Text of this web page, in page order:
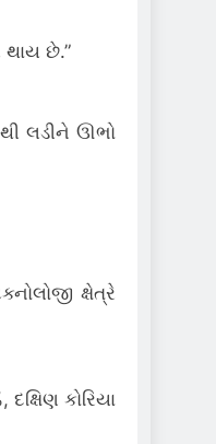
થાય છે.”
લડીને ઊભો
ક્ષેત્રે
કોરિયા